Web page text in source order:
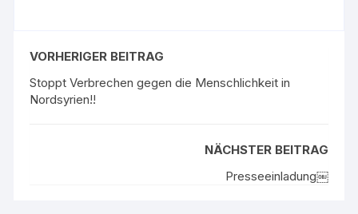
VORHERIGER BEITRAG
Stoppt Verbrechen gegen die Menschlichkeit in
Nordsyrien!!
NÄCHSTER BEITRAG
Presseeinladung￼